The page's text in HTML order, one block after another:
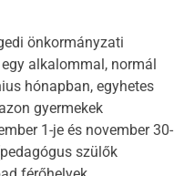
önkormányzati
alkalommal, normál
hónapban, egyhetes
gyermekek
1-je és november 30-
szülők